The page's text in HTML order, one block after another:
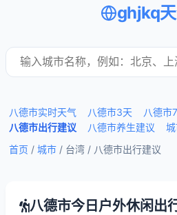
ghjkq
八德市实时天气 八德市3天 八德市
八德市出行建议
八德市养生建议
首页 / 城市 / 台湾 / 八德市出行建议
八德市今日户外休闲出